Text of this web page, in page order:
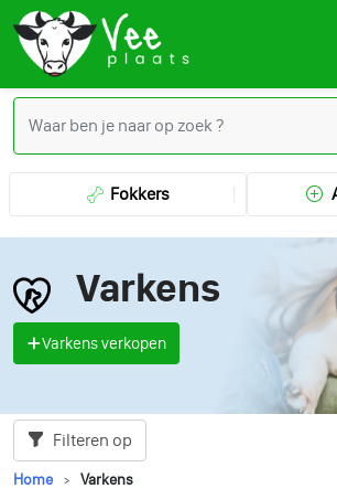
Fokkers
Varkens
Varkens verkopen
Filteren op
Home Varkens